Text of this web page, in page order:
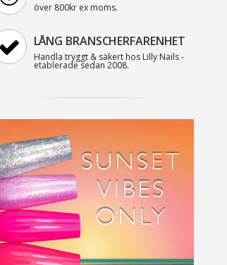
över 800kr ex moms.
LÅNG BRANSCHERFARENHET
Handla tryggt & säkert hos Lilly Nails -
etablerade sedan 2008.